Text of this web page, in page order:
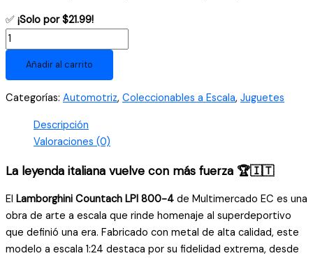
✅ ¡Solo por $21.99!
Auto
de
Colección
Countach
-
1:24
Metálico
cantidad
Añadir al carrito
Categorías: Automotriz, Coleccionables a Escala, Juguetes
Descripción
Valoraciones (0)
La leyenda italiana vuelve con más fuerza 🏆🇮🇹
El Lamborghini Countach LPI 800-4 de Multimercado EC es una
obra de arte a escala que rinde homenaje al superdeportivo
que definió una era. Fabricado con metal de alta calidad, este
modelo a escala 1:24 destaca por su fidelidad extrema, desde